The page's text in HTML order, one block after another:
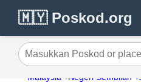
🇲🇾 Poskod.org
Masukkan Poskod or place
Malaysia Negeri Sembilan